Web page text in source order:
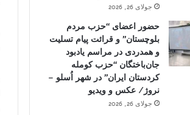
جولای 26, 2026
حضور اعضای “حزب مردم
بلوچستان” و قرائت پیام تسلیت
و همدردی در مراسم یادبود
جان‌باختگان “حزب کومله
کردستان ایران” در شهر اُسلو –
نروژ/ عکس و ویدیو
جولای 26, 2026